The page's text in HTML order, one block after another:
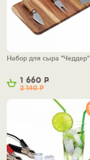
1 660 Р
2 140Р
Набор для сыра "Чеддер"